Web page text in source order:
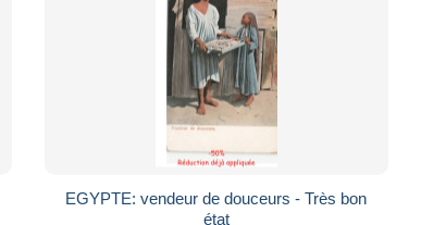
EGYPTE: vendeur de douceurs - Très bon
état